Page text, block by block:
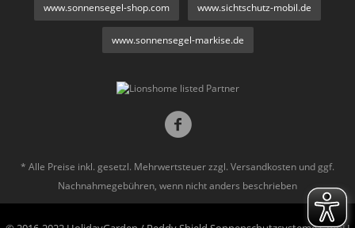
www.sonnensegel-shop.com www.sichtschutz-mobil.de
www.sonnensegel-markise.de
* Alle Preise inkl. gesetzl. Mehrwertsteuer zzgl. Versandkosten und ggf.
Nachnahmegebühren, wenn nicht anders beschrieben